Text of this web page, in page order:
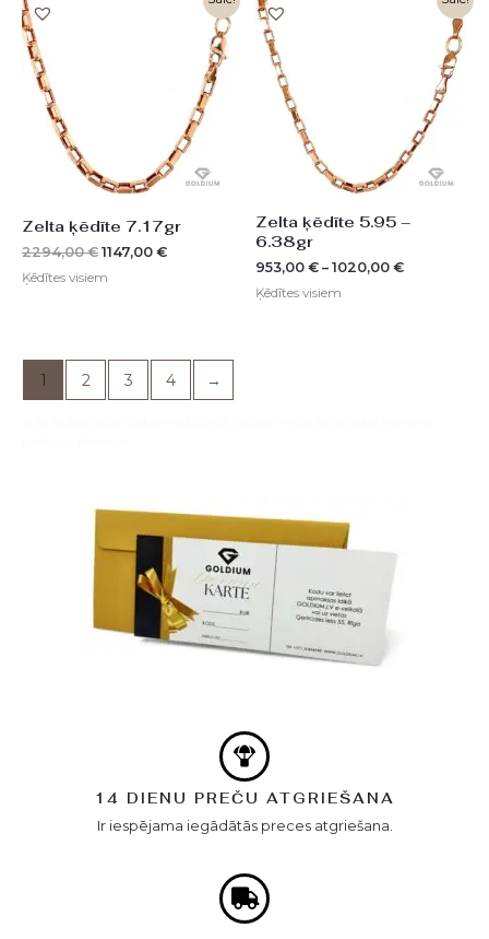
Zelta ķēdīte 7.17gr
2294,00€ 1147,00 €
price
1147,00 €.
Ķēdītes visiem
Zelta ķēdīte 5.95 –
6.38gr
953,00 € – 1020,00 €
Ķēdītes visiem
1 2 3 4 →
14 DIENU PREČU ATGRIEŠANA
Ir iespējama iegādātās preces atgriešana.